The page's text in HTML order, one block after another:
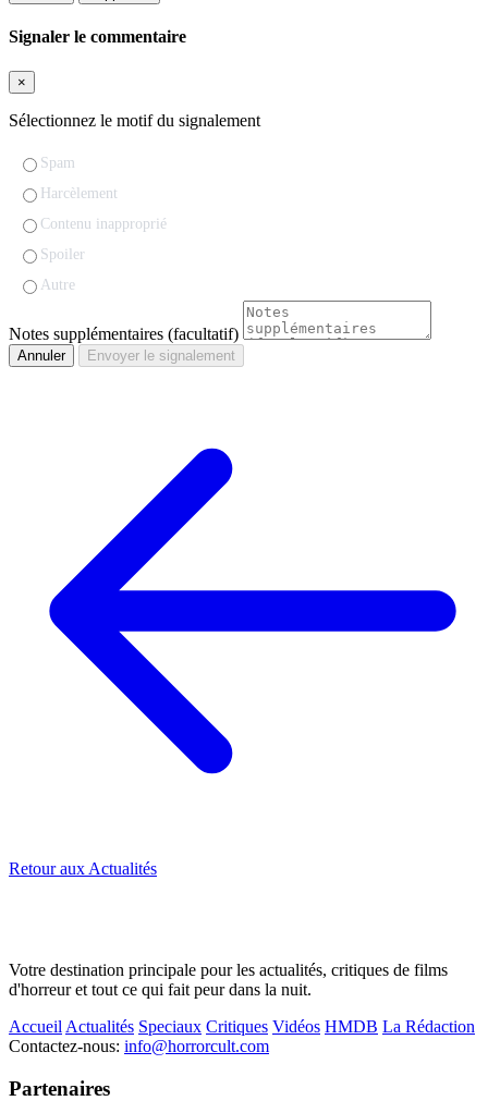
Signaler le commentaire
×
Sélectionnez le motif du signalement
Spam
Harcèlement
Contenu inapproprié
Spoiler
Autre
Notes supplémentaires (facultatif)
Annuler Envoyer le signalement
Retour aux Actualités
Votre destination principale pour les actualités, critiques de films
d'horreur et tout ce qui fait peur dans la nuit.
Accueil Actualités Speciaux Critiques Vidéos HMDB La Rédaction
Contactez-nous: info@horrorcult.com
Partenaires